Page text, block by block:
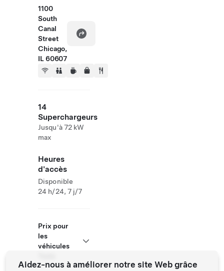
1100
South
Canal
Street
Chicago,
IL 60607
14
Superchargeurs
Jusqu'à 72 kW
max
Heures
d'accès
Disponible
24 h/24, 7 j/7
Prix pour
les
véhicules
Aidez-nous à améliorer notre site Web grâce